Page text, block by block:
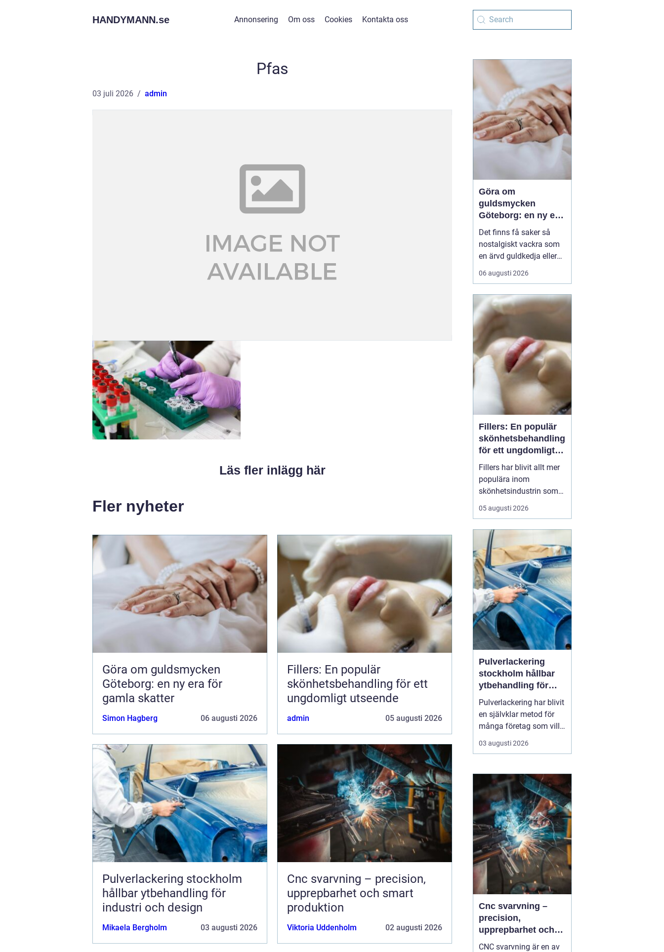
HANDYMANN.se Annonsering Om oss Cookies Kontakta oss
Pfas
03 juli 2026 admin
Läs fler inlägg här
Fler nyheter
Göra om guldsmycken
Göteborg: en ny era för
gamla skatter
Simon Hagberg 06 augusti 2026
Fillers: En populär
skönhetsbehandling för ett
ungdomligt utseende
admin 05 augusti 2026
Pulverlackering stockholm
hållbar ytbehandling för
industri och design
Mikaela Bergholm 03 augusti 2026
Cnc svarvning – precision,
upprepbarhet och smart
produktion
Viktoria Uddenholm 02 augusti 2026
Göra om
guldsmycken
Göteborg: en ny era
för gamla skatter
Det finns få saker så
nostalgiskt vackra som
en ärvd guldkedja eller
mormors älskade ring.
Men vad händer när
smycket inte längre
passar dagens stilar? I
Göteborg med omnejd
06 augusti 2026
Fillers: En populär
skönhetsbehandling
för ett ungdomligt
utseende
Fillers har blivit allt mer
populära inom
skönhetsindustrin som
ett sätt att återställa
ungdomlighet och
att behöva genomgå
kirurgiska ingrepp.
Genom att förstå hur
dessa behan...
05 augusti 2026
Pulverlackering
stockholm hållbar
ytbehandling för
industri och design
Pulverlackering har blivit
en självklar metod för
många företag som vill
kombinera slitstyrka,
designfrihet och
med stark industri och
byggsektor, som
Stockholm, spelar
tekniken en viktig roll för
allt från fasadpartier och
i...
03 augusti 2026
Cnc svarvning –
precision,
upprepbarhet och
smart produktion
CNC svarvning är en av